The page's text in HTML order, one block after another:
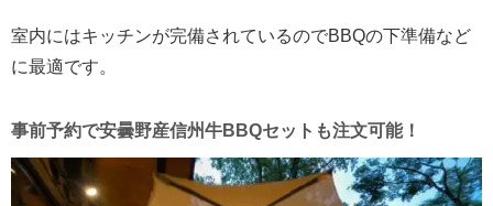
室内にはキッチンが完備されているのでBBQの下準備など
に最適です。
事前予約で安曇野産信州牛BBQセットも注文可能！